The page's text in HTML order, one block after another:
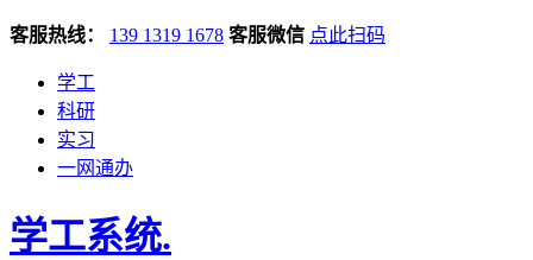
客服热线： 139 1319 1678 客服微信 点此扫码
学工
科研
实习
一网通办
学工系统.